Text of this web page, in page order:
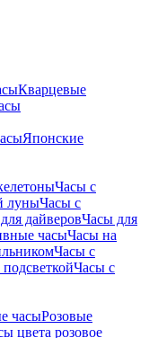
Кварцевые
Японские
Часы с
луныЧасы с
дайверовЧасы для
часыЧасы на
Часы с
Часы с
часыРозовые
цвета розовое